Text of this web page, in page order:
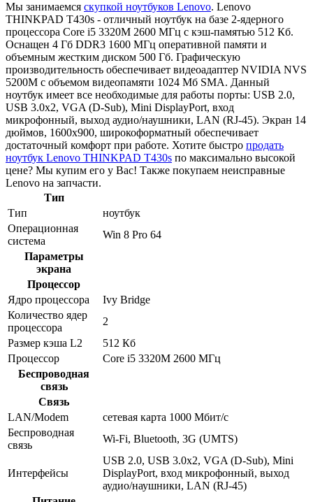
Мы занимаемся скупкой ноутбуков Lenovo. Lenovo
THINKPAD T430s - отличный ноутбук на базе 2-ядерного
процессора Core i5 3320M 2600 МГц с кэш-памятью 512 Кб.
Оснащен 4 Гб DDR3 1600 МГц оперативной памяти и
объемным жестким диском 500 Гб. Графическую
производительность обеспечивает видеоадаптер NVIDIA NVS
5200M с объемом видеопамяти 1024 Мб SMA. Данный
ноутбук имеет все необходимые для работы порты: USB 2.0,
USB 3.0x2, VGA (D-Sub), Mini DisplayPort, вход
микрофонный, выход аудио/наушники, LAN (RJ-45). Экран 14
дюймов, 1600x900, широкоформатный обеспечивает
достаточный комфорт при работе. Хотите быстро продать
ноутбук Lenovo THINKPAD T430s по максимально высокой
цене? Мы купим его у Вас! Также покупаем неисправные
Lenovo на запчасти.
Тип
Тип
ноутбук
Операционная
система
Win 8 Pro 64
Параметры
экрана
Процессор
Ядро процессора
Ivy Bridge
Количество ядер
процессора
2
Размер кэша L2
512 Кб
Процессор
Core i5 3320M 2600 МГц
Беспроводная
связь
Связь
LAN/Modem
сетевая карта 1000 Мбит/c
Беспроводная
связь
Wi-Fi, Bluetooth, 3G (UMTS)
Интерфейсы
USB 2.0, USB 3.0x2, VGA (D-Sub), Mini
DisplayPort, вход микрофонный, выход
аудио/наушники, LAN (RJ-45)